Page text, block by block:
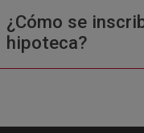
¿Cómo se
hipoteca?